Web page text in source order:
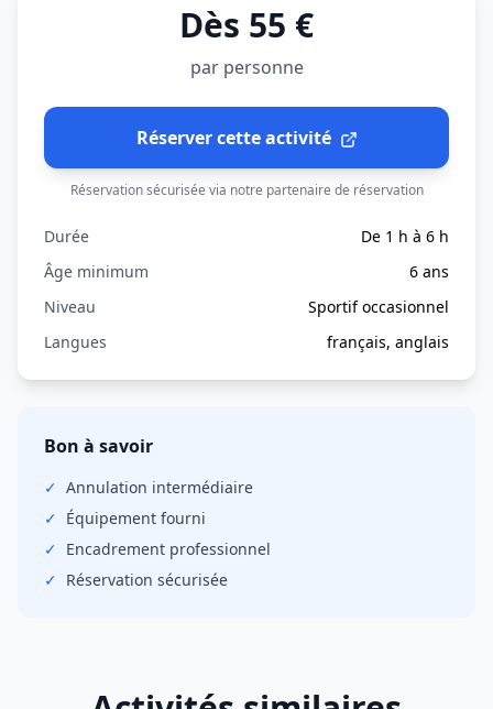
Dès 55 €
par personne
Réserver cette activité
Réservation sécurisée via notre partenaire de réservation
Durée
De 1 h à 6 h
Âge minimum
6 ans
Niveau
Sportif occasionnel
Langues
français, anglais
Bon à savoir
✓ Annulation intermédiaire
✓ Équipement fourni
✓ Encadrement professionnel
✓ Réservation sécurisée